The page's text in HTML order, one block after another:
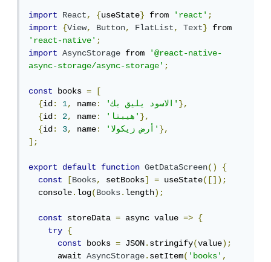
import React, {useState} from 'react';
import
{View, Button, FlatList, Text}
'react-native';
import
AsyncStorage from '@react-native-
async-storage/async-storage';
const books =
[
{id: 1, name: 'الاسود يليق بك'},
{id: 2, name: 'هيبتا'},
{id: 3, name: 'أرض زيكولا'},
];
export default function GetDataScreen()
{
const
[Books, setBooks] = useState([]);
  console
.log(Books.length);
const storeData = async value =>
{
try
{
const
books = JSON.stringify(value);
      await
AsyncStorage.setItem('books',